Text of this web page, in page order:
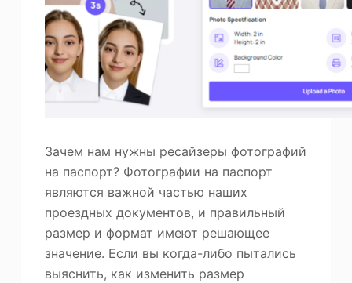
Зачем нам нужны ресайзеры фотографий
на паспорт? Фотографии на паспорт
являются важной частью наших
проездных документов, и правильный
размер и формат имеют решающее
значение. Если вы когда-либо пытались
выяснить, как изменить размер